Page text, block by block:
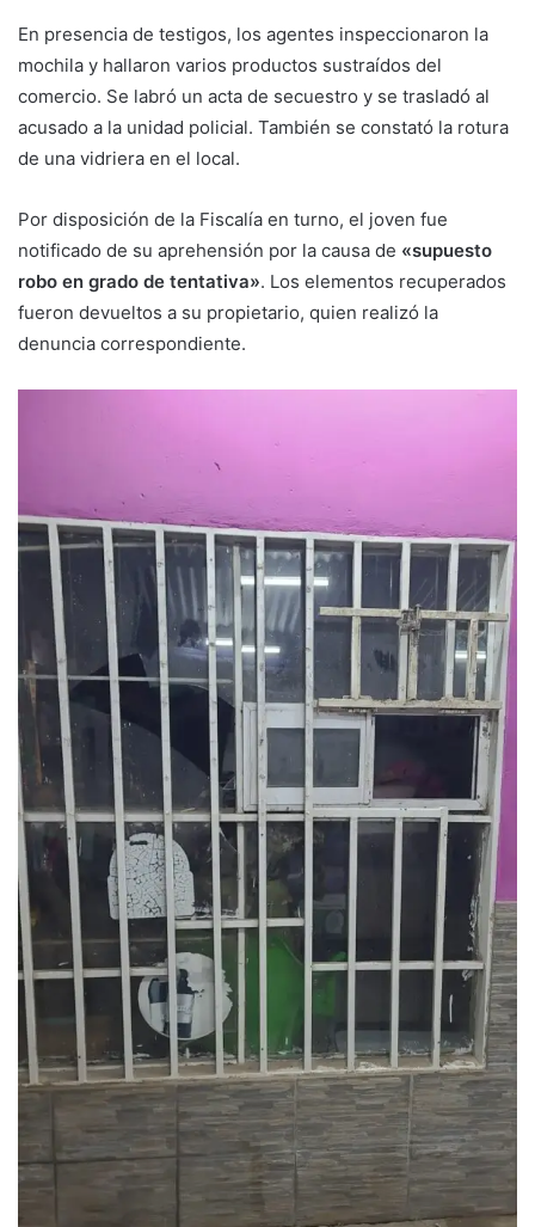
En presencia de testigos, los agentes inspeccionaron la
mochila y hallaron varios productos sustraídos del
comercio. Se labró un acta de secuestro y se trasladó al
acusado a la unidad policial. También se constató la rotura
de una vidriera en el local.
Por disposición de la Fiscalía en turno, el joven fue
notificado de su aprehensión por la causa de «supuesto
robo en grado de tentativa». Los elementos recuperados
fueron devueltos a su propietario, quien realizó la
denuncia correspondiente.